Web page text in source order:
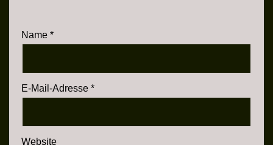
Name *
E-Mail-Adresse *
Website